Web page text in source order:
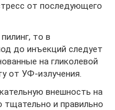
от последующего
то в
до инъекций следует
на гликолевой
от УФ-излучения.
внешность на
тщательно и правильно